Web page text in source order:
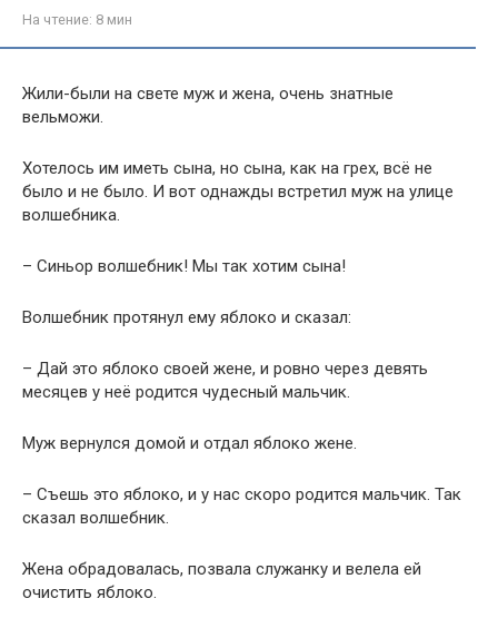
На чтение: 8 мин
Жили-были на свете муж и жена, очень знатные
вельможи.
Хотелось им иметь сына, но сына, как на грех, всё не
было и не было. И вот однажды встретил муж на улице
волшебника.
– Синьор волшебник! Мы так хотим сына!
Волшебник протянул ему яблоко и сказал:
– Дай это яблоко своей жене, и ровно через девять
месяцев у неё родится чудесный мальчик.
Муж вернулся домой и отдал яблоко жене.
– Съешь это яблоко, и у нас скоро родится мальчик. Так
сказал волшебник.
Жена обрадовалась, позвала служанку и велела ей
очистить яблоко.